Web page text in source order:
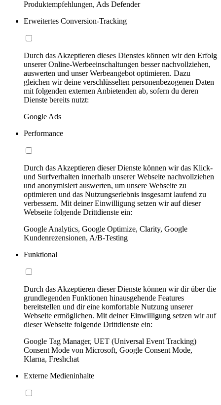
Produktempfehlungen, Ads Defender
Erweitertes Conversion-Tracking
Durch das Akzeptieren dieses Dienstes können wir den Erfolg
unserer Online-Werbeeinschaltungen besser nachvollziehen,
auswerten und unser Werbeangebot optimieren. Dazu
gleichen wir deine verschlüsselten personenbezogenen Daten
mit folgenden externen Anbietenden ab, sofern du deren
Dienste bereits nutzt:
Google Ads
Performance
Durch das Akzeptieren dieser Dienste können wir das Klick-
und Surfverhalten innerhalb unserer Webseite nachvollziehen
und anonymisiert auswerten, um unsere Webseite zu
optimieren und das Nutzungserlebnis insgesamt laufend zu
verbessern. Mit deiner Einwilligung setzen wir auf dieser
Webseite folgende Drittdienste ein:
Google Analytics, Google Optimize, Clarity, Google
Kundenrezensionen, A/B-Testing
Funktional
Durch das Akzeptieren dieser Dienste können wir dir über die
grundlegenden Funktionen hinausgehende Features
bereitstellen und dir eine komfortable Nutzung unserer
Webseite ermöglichen. Mit deiner Einwilligung setzen wir auf
dieser Webseite folgende Drittdienste ein:
Google Tag Manager, UET (Universal Event Tracking)
Consent Mode von Microsoft, Google Consent Mode,
Klarna, Freshchat
Externe Medieninhalte